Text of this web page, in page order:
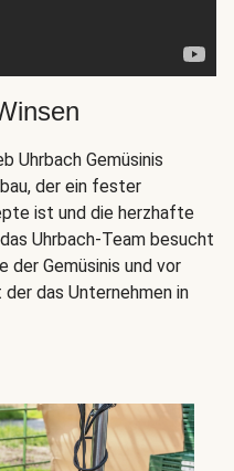
Uhrbach Gemüsinis
der ein fester
ist und die herzhafte
Uhrbach-Team besucht
der Gemüsinis und vor
das Unternehmen in